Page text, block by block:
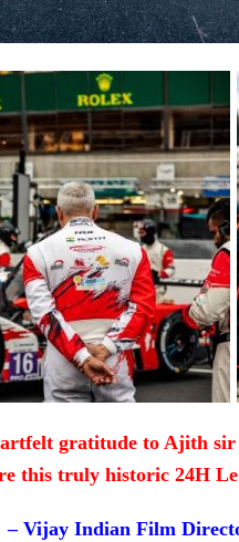
gratitude to Ajith
this truly historic 24H
– Vijay Indian Film